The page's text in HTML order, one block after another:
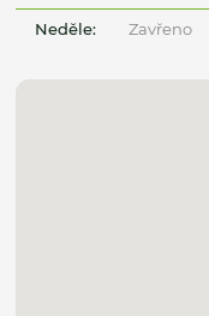
Neděle: Zavřeno